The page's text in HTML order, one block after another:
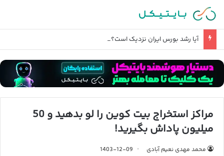
آیا رشد بورس ایران نزدیک است؟ + معرفی جذاب ترین سهم ها
مراکز استخراج بیت کوین را لو بدهید و 50
میلیون پاداش بگیرید!
محمد مهدی نعیم آبادی
1403-12-09